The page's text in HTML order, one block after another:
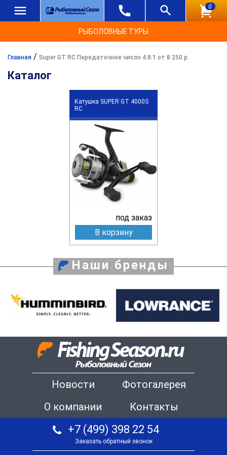
0
РЫБОЛОВНЫЕ ТУРЫ
Главная / Super GT RC Передаточное число 4.8:1 от 8 250 р.
Каталог
Катушка SUPER GT 4000S
RC
под заказ
В корзину
Наши бренды
Новости
Фотогалерея
О компании
Контакты
+7 (499) 398 22 54
Заказать обратный звонок